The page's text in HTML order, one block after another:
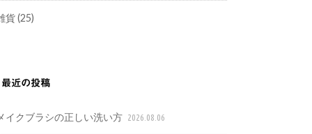
貨(25)
最近の投稿
イクブラシの正しい洗い方 2026.08.06